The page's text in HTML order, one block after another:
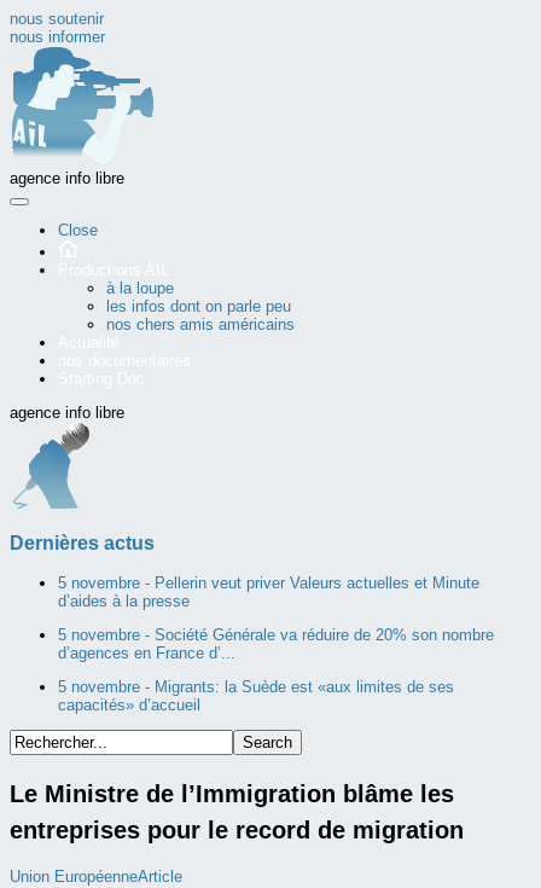
nous soutenir
nous informer
agence info libre
Close
à la loupe
les infos dont on parle peu
nos chers amis américains
agence info libre
Dernières actus
5 novembre - Pellerin veut priver Valeurs actuelles et Minute
d’aides à la presse
5 novembre - Société Générale va réduire de 20% son nombre
d’agences en France d’...
5 novembre - Migrants: la Suède est «aux limites de ses
capacités» d’accueil
Le Ministre de l’Immigration blâme les
entreprises pour le record de migration
Union EuropéenneArticle